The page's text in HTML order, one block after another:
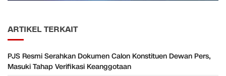
ARTIKEL TERKAIT
PJS Resmi Serahkan Dokumen Calon Konstituen Dewan Pers,
Masuki Tahap Verifikasi Keanggotaan